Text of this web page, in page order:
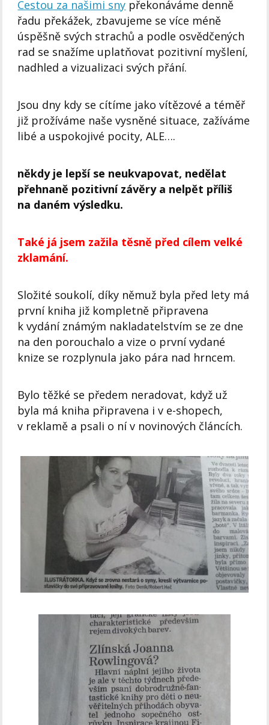
Cestou za našimi sny překonáváme denně
řadu překážek, zbavujeme se více méně
úspěšně svých strachů a podle osvědčených
rad se snažíme uplatňovat pozitivní myšlení,
nadhled a vizualizaci svých přání.
Jsou dny kdy se cítíme jako vítězové a téměř
již prožíváme naše vysněné situace, zažíváme
libé a uspokojivé pocity, ALE….
někdy je lepší se neukvapovat, nedělat
přehnaně pozitivní závěry a nelpět příliš
na daném výsledku.
Také já jsem zažila těsně před cílem velké
zklamání.
Složité soukolí, díky němuž byla před lety má
první kniha již kompletně připravena
k vydání známým nakladatelstvím se ze dne
na den porouchalo a vize o první vydané
knize se rozplynula jako pára nad hrncem.
Bylo těžké se předem neradovat, když už
byla má kniha připravena i v e-shopech,
v reklamě a psali o ní v novinových článcích.